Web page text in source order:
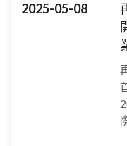
2025-05-08